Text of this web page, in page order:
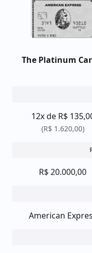
The Platinum
12x de R$
(R$ 1.620,00)
R$ 20.000,00
American